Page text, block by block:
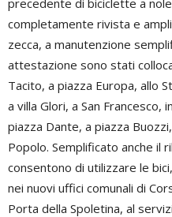
precedente di biciclette a
completamente rivista e
zecca, a manutenzione
attestazione sono stati
Tacito, a piazza Europa, allo
a villa Glori, a San Francesco,
piazza Dante, a piazza
Popolo. Semplificato anche il
consentono di utilizzare le
nei nuovi uffici comunali di
Porta della Spoletina, al